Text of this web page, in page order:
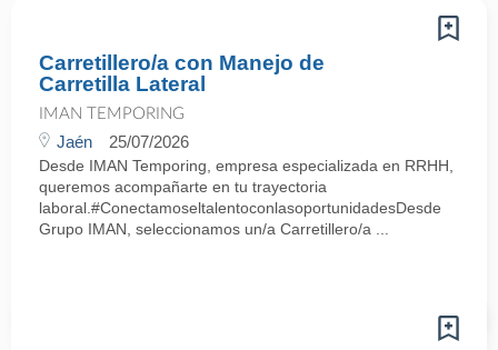
Carretillero/a con Manejo de
Carretilla Lateral
IMAN TEMPORING
Jaén 25/07/2026
Desde IMAN Temporing, empresa especializada en RRHH,
queremos acompañarte en tu trayectoria
laboral.#ConectamoseltalentoconlasoportunidadesDesde
Grupo IMAN, seleccionamos un/a Carretillero/a ...